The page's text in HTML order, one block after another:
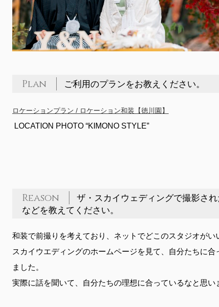
Plan ご利用のプランをお教えください。
ロケーションプラン / ロケーション和装【徳川園】
LOCATION PHOTO “KIMONO STYLE”
Reason
ザ・スカイウェディングで撮影さ
などを教えてください。
和装で前撮りを考えており、ネットでどこのスタジオがい
スカイウエディングのホームページを見て、自分たちに合
ました。
実際に話を聞いて、自分たちの理想に合っているなと思い